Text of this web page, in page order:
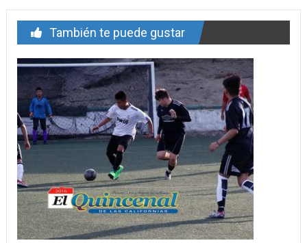
entradaTambién te puede gustar